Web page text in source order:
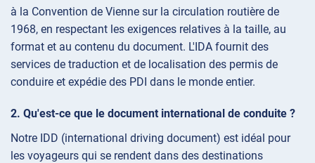
à la Convention de Vienne sur la circulation routière de
1968, en respectant les exigences relatives à la taille, au
format et au contenu du document. L'IDA fournit des
services de traduction et de localisation des permis de
conduire et expédie des PDI dans le monde entier.
Qu'est-ce que le document international de conduite ?
Notre IDD (international driving document) est idéal pour
les voyageurs qui se rendent dans des destinations